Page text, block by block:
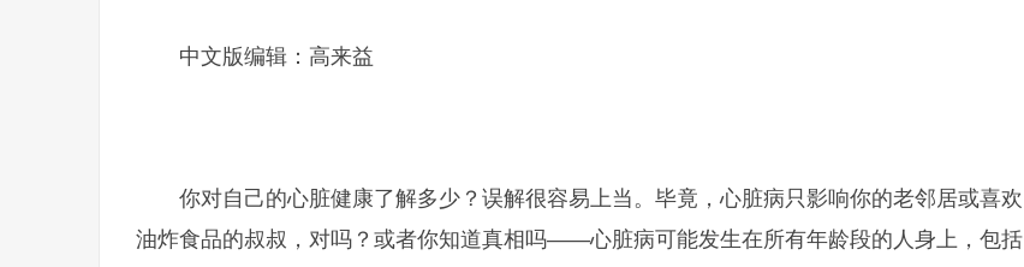
中文版编辑：高来益
你对自己的心脏健康了解多少？误解很容易上当。毕竟，心脏病只影响你的老邻居或喜欢
油炸食品的叔叔，对吗？或者你知道真相吗——心脏病可能发生在所有年龄段的人身上，包括